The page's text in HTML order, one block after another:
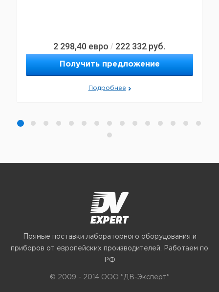
2 298,40 евро / 222 332 руб.
Получить предложение
Подробнее
Прямые поставки лабораторного оборудования и
приборов от европейских производителей. Работаем по
РФ
© 2009 - 2014 ООО "ДВ-Эксперт"